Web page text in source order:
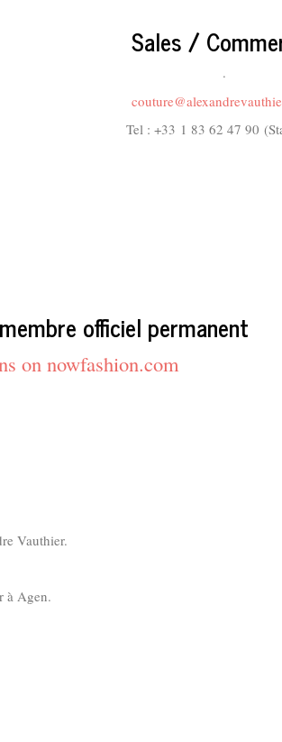
Sales /
.
Tel : +33 1 83 62 47 90
officiel permanent
on nowfashion.com
Vauthier.
à Agen.